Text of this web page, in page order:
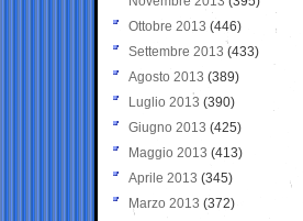
Ottobre 2013 (446)
Settembre 2013 (433)
Agosto 2013 (389)
Luglio 2013 (390)
Giugno 2013 (425)
Maggio 2013 (413)
Aprile 2013 (345)
Marzo 2013 (372)